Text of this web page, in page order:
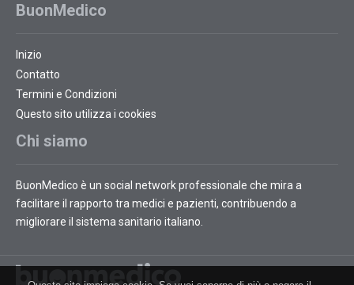
BuonMedico
Inizio
Contatto
Termini e Condizioni
Questo sito utilizza i cookies
Chi siamo
BuonMedico è un social network professionale che mira a
facilitare il rapporto tra medici e pazienti, contribuendo a
migliorare il sistema sanitario italiano.